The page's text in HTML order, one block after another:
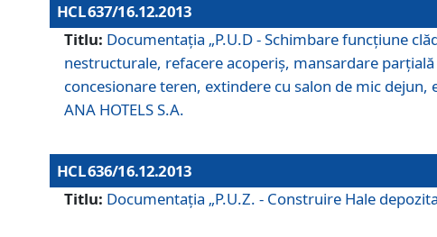
HCL 637/16.12.2013
Titlu: Documentaţia „P.U.D - Schimbare funcţiune
nestructurale, refacere acoperiş, mansardare
concesionare teren, extindere cu salon de mic dejun,
ANA HOTELS S.A.
HCL 636/16.12.2013
Titlu: Documentaţia „P.U.Z. - Construire Hale